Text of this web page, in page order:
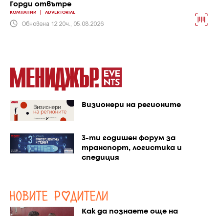
Горди отвътре
КОМПАНИИ ADVERTORIAL
Обновена 12:20ч., 05.08.2026
Визионери на регионите
3-ти годишен форум за
транспорт, логистика и
спедиция
Как да познаете още на